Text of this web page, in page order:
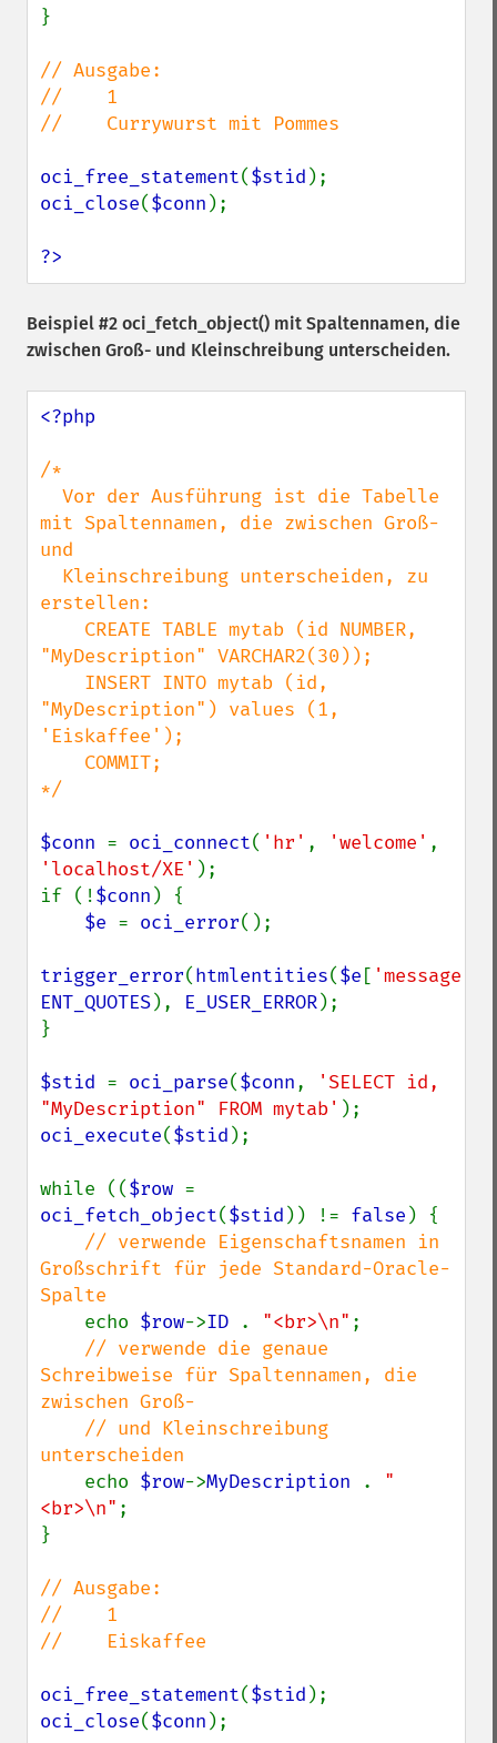
}
// Ausgabe:
//    1
//    Currywurst mit Pommes
oci_free_statement($stid
oci_close($conn );
?>
Beispiel #2 oci_fetch_object() mit Spaltennamen, die
zwischen Groß- und Kleinschreibung unterscheiden.
<?php
/*
mit Spaltennamen, die zwischen Groß-
und
erstellen:
"MyDescription" VARCHAR2(30));
"MyDescription") values (1,
'Eiskaffee');
*/
$conn = oci_connect( 'hr' , 'welcome'
'localhost/XE' );
if (!$conn ) {
$e = oci_error();
trigger_error(htmlentities($e [ 'message'
ENT_QUOTES), E_USER_ERROR);
}
$stid = oci_parse($conn,
'SELECT id,
"MyDescription" FROM mytab'
oci_execute($stid );
while (($row
oci_fetch_object($stid )) != false ) {
// verwende Eigenschaftsnamen in
Großschrift für jede Standard-Oracle-
Spalte
echo $row->ID . "<br>\n" ;
// verwende die genaue
Schreibweise für Spaltennamen, die
zwischen Groß-
unterscheiden
echo $row->MyDescription . "
<br>\n" ;
}
// Ausgabe:
//    1
//    Eiskaffee
oci_free_statement($stid
oci_close($conn );